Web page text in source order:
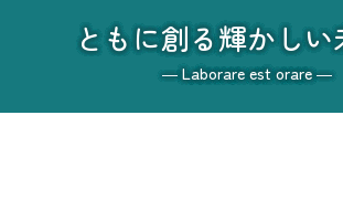
ともに創る輝かし
― Laborare est orare ―